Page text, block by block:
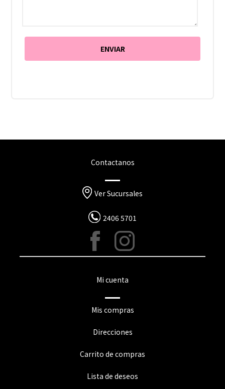
Contactanos
Ver Sucursales
2406 5701
Mi cuenta
Mis compras
Direcciones
Carrito de compras
Lista de deseos